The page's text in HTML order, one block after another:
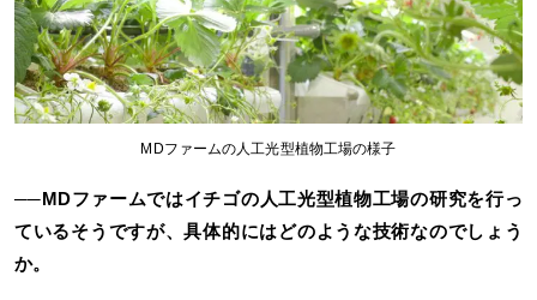
MDファームの人工光型植物工場の様子
──MDファームではイチゴの人工光型植物工場の研究を行っ
ているそうですが、具体的にはどのような技術なのでしょう
か。